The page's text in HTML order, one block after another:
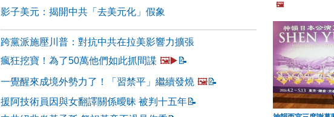
影子美元：揭開中共「去美元化」假象
跨黨派施壓川普：對抗中共在拉美影響力擴張
瘋狂挖寶！為了50萬他們如此抓間諜 🖼️▶️ 📝
一覺醒來成境外勢力了！「習禁平」繼續發燒 🖼️📝
援阿技術員因與女翻譯關係曖昧 被判十五年📝
🖼️